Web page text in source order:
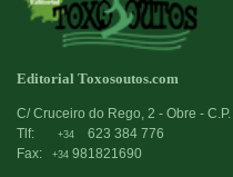
Editorial Toxosoutos.com
C/ Cruceiro do Rego, 2 - Obre -
Tlf:
+34
623 384 776
Fax:
+34 981821690